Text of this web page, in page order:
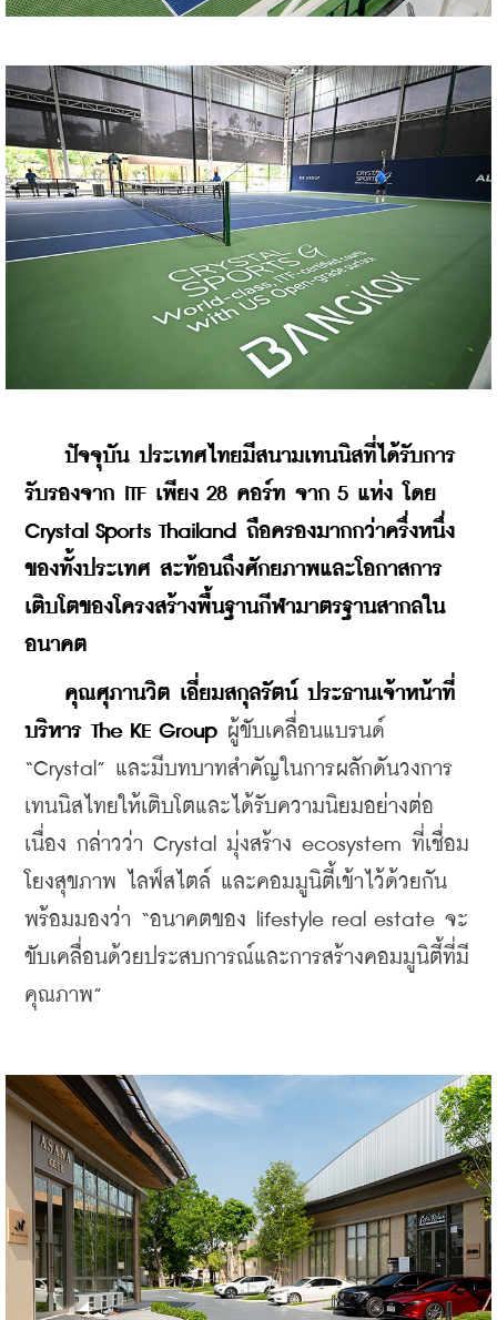
ปัจจุบัน ประเทศไทยมีสนามเทนนิสที่ได้รับการ
รับรองจาก ITF เพียง 28 คอร์ท จาก 5 แห่ง โดย
Crystal Sports Thailand ถือครองมากกว่าครึ่งหนึ่ง
ของทั้งประเทศ สะท้อนถึงศักยภาพและโอกาสการ
เติบโตของโครงสร้างพื้นฐานกีฬามาตรฐานสากลใน
อนาคต
คุณศุภานวิต เอี่ยมสกุลรัตน์ ประธานเจ้าหน้าที่
บริหาร The KE Group ผู้ขับเคลื่อนแบรนด์
“Crystal” และมีบทบาทสำคัญในการผลักดันวงการ
เทนนิสไทยให้เติบโตและได้รับความนิยมอย่างต่อ
เนื่อง กล่าวว่า Crystal มุ่งสร้าง ecosystem ที่เชื่อม
โยงสุขภาพ ไลฟ์สไตล์ และคอมมูนิตี้เข้าไว้ด้วยกัน
พร้อมมองว่า “อนาคตของ lifestyle real estate จะ
ขับเคลื่อนด้วยประสบการณ์และการสร้างคอมมูนิตี้ที่มี
คุณภาพ”